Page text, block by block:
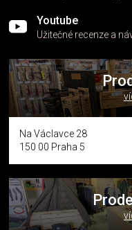
Youtube
Užitečné recenze a
Na Václavce 28
150 00 Praha 5